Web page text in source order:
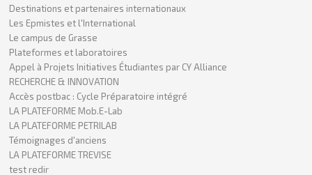
Destinations et partenaires internationaux
Les Epmistes et l'International
Le campus de Grasse
Plateformes et laboratoires
Appel à Projets Initiatives Étudiantes par CY Alliance
RECHERCHE & INNOVATION
Accès postbac : Cycle Préparatoire intégré
LA PLATEFORME Mob.E-Lab
LA PLATEFORME PETRILAB
Témoignages d'anciens
LA PLATEFORME TREVISE
test redir